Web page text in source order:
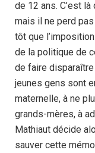
de 12 ans. C’est
mais il ne perd
tôt que
de la politique de
de faire
jeunes gens sont
maternelle, à ne
grands-mères, à
Mathiaut décide
sauver cette